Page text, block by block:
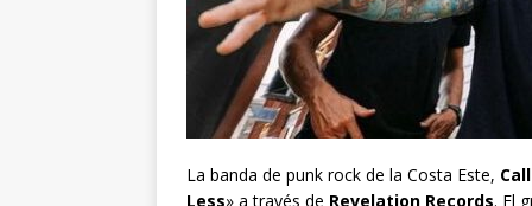
La banda de punk rock de la Costa Este,
Less» a través de Revelation Records. El